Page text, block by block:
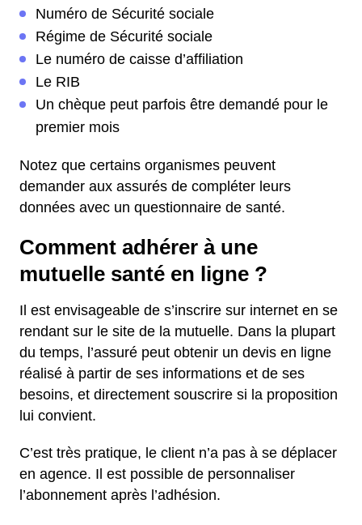
Numéro de Sécurité sociale
Régime de Sécurité sociale
Le numéro de caisse d’affiliation
Le RIB
Un chèque peut parfois être demandé pour le
premier mois
Notez que certains organismes peuvent
demander aux assurés de compléter leurs
données avec un questionnaire de santé.
Comment adhérer à une
mutuelle santé en ligne ?
Il est envisageable de s’inscrire sur internet en se
rendant sur le site de la mutuelle. Dans la plupart
du temps, l’assuré peut obtenir un devis en ligne
réalisé à partir de ses informations et de ses
besoins, et directement souscrire si la proposition
lui convient.
C’est très pratique, le client n’a pas à se déplacer
en agence. Il est possible de personnaliser
l’abonnement après l’adhésion.